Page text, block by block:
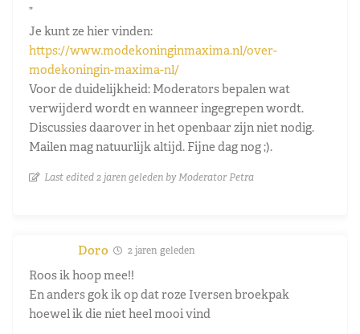
”
Je kunt ze hier vinden:
https://www.modekoninginmaxima.nl/over-
modekoningin-maxima-nl/
Voor de duidelijkheid: Moderators bepalen wat
verwijderd wordt en wanneer ingegrepen wordt.
Discussies daarover in het openbaar zijn niet nodig.
Mailen mag natuurlijk altijd. Fijne dag nog ;).
Last edited 2 jaren geleden by Moderator Petra
Doro 2 jaren geleden
Roos ik hoop mee!!
En anders gok ik op dat roze Iversen broekpak
hoewel ik die niet heel mooi vind